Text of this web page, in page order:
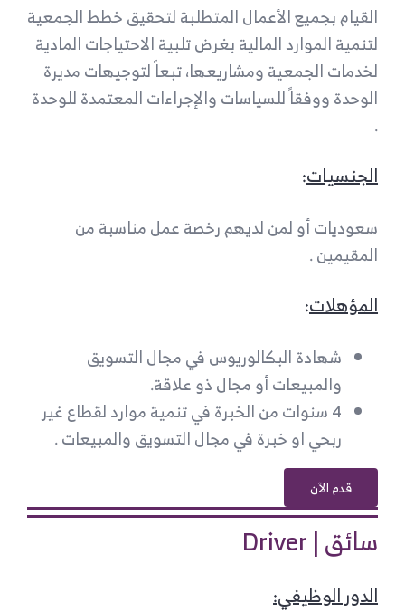
القيام بجميع الأعمال المتطلبة لتحقيق خطط الجمعية
لتنمية الموارد المالية بغرض تلبية الاحتياجات المادية
لخدمات الجمعية ومشاريعها، تبعاً لتوجيهات مديرة
الوحدة ووفقاً للسياسات والإجراءات المعتمدة للوحدة
.
الجنسيات:
سعوديات أو لمن لديهم رخصة عمل مناسبة من
المقيمين .
المؤهلات:
شهادة البكالوريوس في مجال التسويق
والمبيعات أو مجال ذو علاقة.
4 سنوات من الخبرة في تنمية موارد لقطاع غير
ربحي او خبرة في مجال التسويق والمبيعات .
قدم الآن
سائق | Driver
الدور الوظيفي: